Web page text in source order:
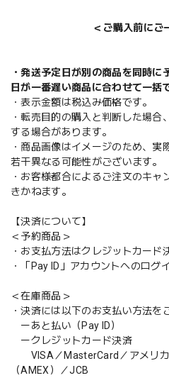
＜ご購入前にご
・発送予定日が別の商品を同時
日が一番遅い商品に合わせて一括
・表示金額は税込み価格です。
・転売目的の購入と判断した場
する場合があります。
・商品画像はイメージのため、
若干異なる可能性がございます。
・お客様都合によるご注文のキ
きかねます。
【決済について】
＜予約商品＞
・お支払方法はクレジットカード
・「Pay ID」アカウントへのログ
＜在庫商品＞
・決済には以下のお支払い方法を
ーあと払い（Pay ID）
ークレジットカード決済
VISA／MasterCard／アメリカ
（AMEX）／JCB